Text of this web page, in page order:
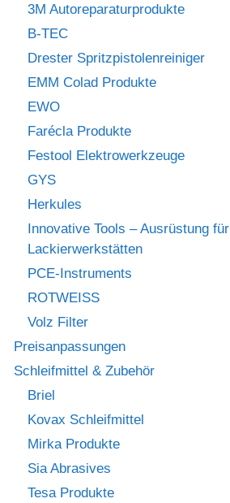
3M Autoreparaturprodukte
B-TEC
Drester Spritzpistolenreiniger
EMM Colad Produkte
EWO
Farécla Produkte
Festool Elektrowerkzeuge
GYS
Herkules
Innovative Tools – Ausrüstung für
Lackierwerkstätten
PCE-Instruments
ROTWEISS
Volz Filter
Preisanpassungen
Schleifmittel & Zubehör
Briel
Kovax Schleifmittel
Mirka Produkte
Sia Abrasives
Tesa Produkte